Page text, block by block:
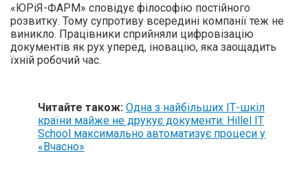
«ЮРіЯ-ФАРМ» сповідує філософію постійного
розвитку. Тому супротиву всередині компанії теж не
виникло. Працівники сприйняли цифровізацію
документів як рух уперед, іновацію, яка заощадить
їхній робочий час.
Читайте також: Одна з найбільших ІТ-шкіл
країни майже не друкує документи: Hillel IT
School максимально автоматизує процеси у
«Вчасно»